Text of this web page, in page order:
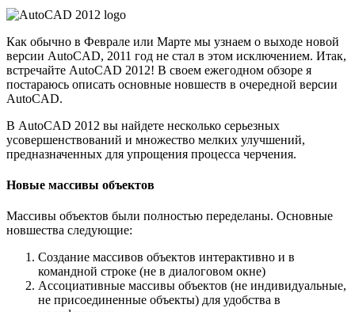
Как обычно в Феврале или Марте мы узнаем о выходе новой
версии AutoCAD, 2011 год не стал в этом исключением. Итак,
встречайте AutoCAD 2012! В своем ежегодном обзоре я
постараюсь описать основные новшеств в очередной версии
AutoCAD.
В AutoCAD 2012 вы найдете несколько серьезных
усовершенствований и множество мелких улучшений,
предназначенных для упрощения процесса черчения.
Новые массивы объектов
Массивы объектов были полностью переделаны. Основные
новшества следующие:
Создание массивов объектов интерактивно и в
командной строке (не в диалоговом окне)
Ассоциативные массивы объектов (не индивидуальные,
не присоединенные объекты) для удобства в